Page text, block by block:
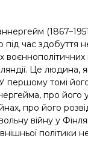
час здобуття
Це людина,
першому томі
про його
про його
війну у
політики